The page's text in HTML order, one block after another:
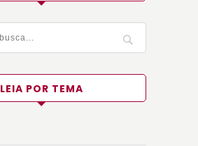
LEIA POR TEMA